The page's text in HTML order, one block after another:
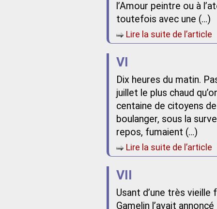
l’Amour peintre ou à
toutefois avec une (…)
Lire la suite de l’article
VI
Dix heures du matin.
juillet le plus chaud
centaine de citoyens
boulanger, sous la
repos, fumaient (…)
Lire la suite de l’article
VII
Usant d’une très
Gamelin l’avait